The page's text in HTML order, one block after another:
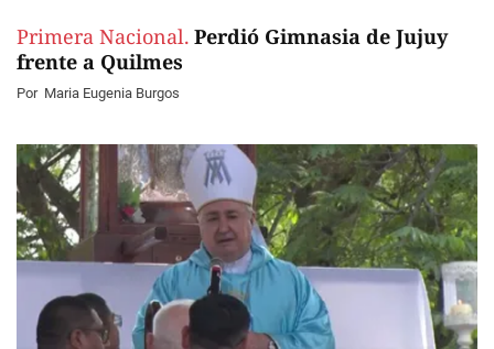
Primera Nacional. Perdió Gimnasia de Jujuy
frente a Quilmes
Por Maria Eugenia Burgos